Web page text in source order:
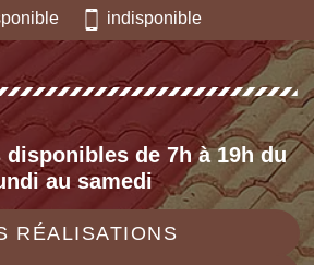
indisponible
disponibles de 7h à 19h du
au samedi
RÉALISATIONS